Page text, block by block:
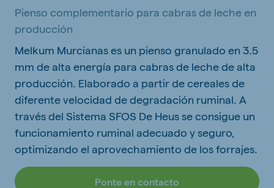
Pienso complementario para cabras de leche en
producción
Melkum Murcianas es un pienso granulado en 3.5
mm de alta energía para cabras de leche de alta
producción. Elaborado a partir de cereales de
diferente velocidad de degradación ruminal. A
través del Sistema SFOS De Heus se consigue un
funcionamiento ruminal adecuado y seguro,
optimizando el aprovechamiento de los forrajes.
Ponte en contacto